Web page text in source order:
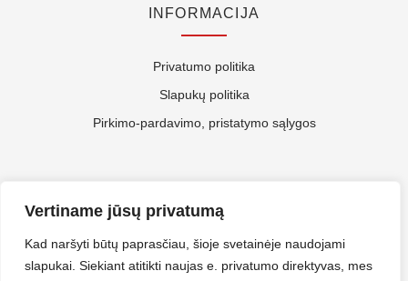
Vertiname jūsų privatumą
Kad naršyti būtų paprasčiau, šioje svetainėje naudojami
slapukai. Siekiant atitikti naujas e. privatumo direktyvas, mes
INFORMACIJA
Privatumo politika
Slapukų politika
Pirkimo-pardavimo, pristatymo sąlygos
Kontaktai
Rekvizitai